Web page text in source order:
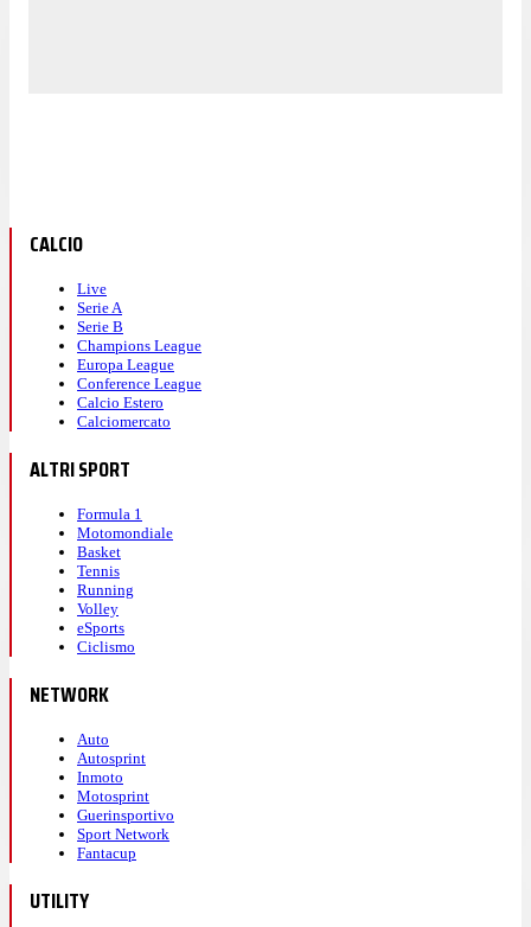
CALCIO
Live
Serie A
Serie B
Champions League
Europa League
Conference League
Calcio Estero
Calciomercato
ALTRI SPORT
Formula 1
Motomondiale
Basket
Tennis
Running
Volley
eSports
Ciclismo
NETWORK
Auto
Autosprint
Inmoto
Motosprint
Guerinsportivo
Sport Network
Fantacup
UTILITY